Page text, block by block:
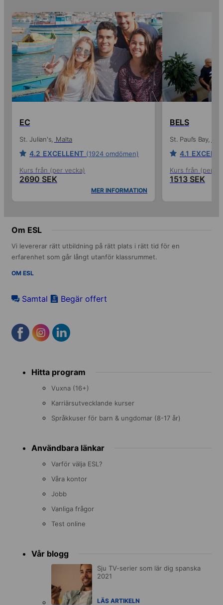
EC
St. Julian's Malta
4.2 EXCELLENT (1924 omdömen)
Kurs från (per vecka)
2690 SEK
MER INFORMATION
BELS
St. Paul’s Bay
4.1
Kurs från (per
1513 SEK
Om ESL
Vi levererar rätt utbildning på rätt plats i rätt tid för en
erfarenhet som går långt utanför klassrummet.
OM ESL
Samtal Begär offert
menu Hitta program
Vuxna (16+)
Karriärsutvecklande kurser
Språkkuser för barn & ungdomar (8-17 år)
Användbara länkar
Varför välja ESL?
Våra kontor
Jobb
Vanliga frågor
Test online
Vår blogg
Sju TV-serier som lär dig spanska
2021
LÄS ARTIKELN